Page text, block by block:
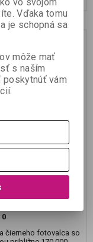
čierny DR316K
Minolta bizhub
C300i,
C361i, 300i,
361i
0
čierneho fotovalca so
Vďaka tomu
je schopná sa
môže mať
s naším
poskytnúť vám